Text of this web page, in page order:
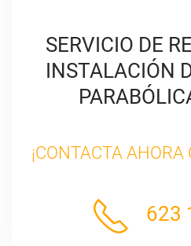
SERVICIO DE
INSTALACIÓN
¡CONTACTA
623